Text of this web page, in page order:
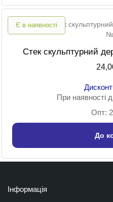
Є в наявності
Стек скульптурний
При наявності
Опт:
До
Інформація